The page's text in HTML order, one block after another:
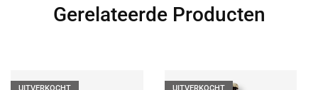
Gerelateerde Producten
UITVERKOCHT UITVERKOCHT